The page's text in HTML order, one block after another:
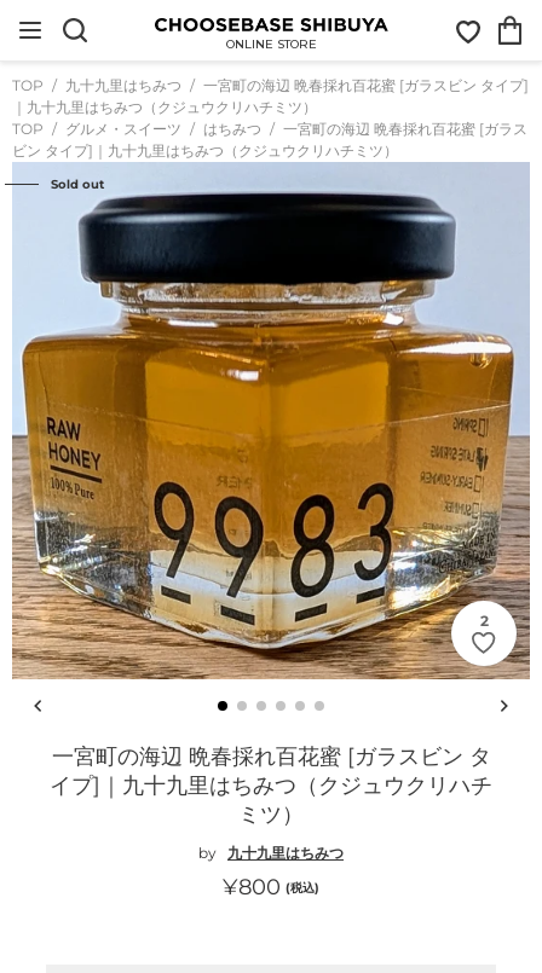
す
ONLINE STORE
お
気
入
り
カ
ー
TOP 九十九里はちみつ
一宮町の海辺 晩春採れ百花蜜 [ガラスビン タイプ]
｜九十九里はちみつ（クジュウクリハチミツ）
TOP
グルメ・スイーツ はちみつ
一宮町の海辺 晩春採れ百花蜜 [ガラス
ビン タイプ]｜九十九里はちみつ（クジュウクリハチミツ）
Sold out
2
一宮町の海辺 晩春採れ百花蜜 [ガラスビン タ
イプ]｜九十九里はちみつ（クジュウクリハチ
ミツ）
by 九十九里はちみつ
通
¥800 (税込)